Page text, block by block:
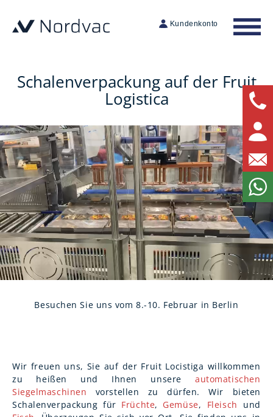
Kundenkonto
Schalenverpackung auf der Fruit
Logistica
Besuchen Sie uns vom 8.-10. Februar in Berlin
Wir freuen uns, Sie auf der Fruit Locistiga willkommen
zu heißen und Ihnen unsereautomatischen
Siegelmaschinen vorstellen zu dürfen.Wir bieten
Schalenverpackung für Früchte, Gemüse, Fleisch und